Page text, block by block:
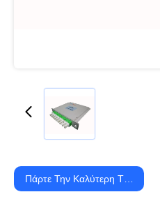
Πάρτε Την Καλύτερη Τιμή